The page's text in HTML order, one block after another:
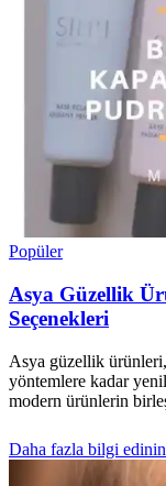
Popüler
Asya Güzellik
Seçenekleri
Asya güzellik ürünleri,
yöntemlere kadar
modern ürünlerin
Daha fazla bilgi edinin